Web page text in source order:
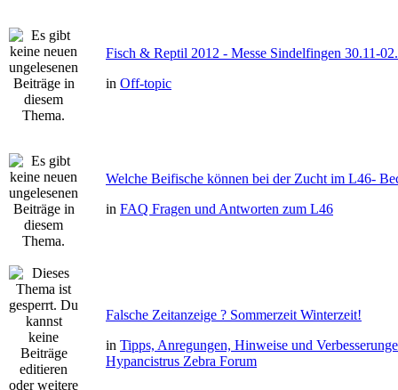
Fisch & Reptil 2012 - Messe Sindelfingen 30.11-
in Off-topic
Welche Beifische können bei der Zucht im L46-
in FAQ Fragen und Antworten zum L46
Falsche Zeitanzeige ? Sommerzeit Winterzeit!
in Tipps, Anregungen, Hinweise und
Hypancistrus Zebra Forum